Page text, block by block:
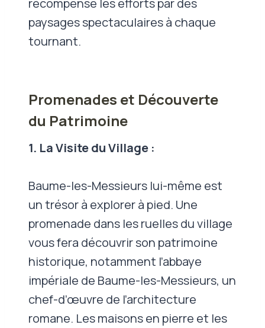
récompense les efforts par des
paysages spectaculaires à chaque
tournant.
Promenades et Découverte
du Patrimoine
1. La Visite du Village :
Baume-les-Messieurs lui-même est
un trésor à explorer à pied. Une
promenade dans les ruelles du village
vous fera découvrir son patrimoine
historique, notamment l’abbaye
impériale de Baume-les-Messieurs, un
chef-d’œuvre de l’architecture
romane. Les maisons en pierre et les